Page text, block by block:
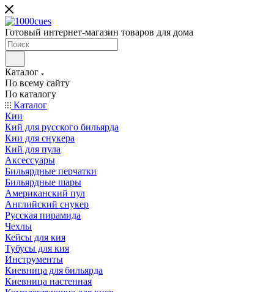
Готовый интернет-магазин товаров для дома
Каталог
По всему сайту
По каталогу
Каталог
Кии
Кий для русского бильярда
Кии для снукера
Кий для пула
Аксессуары
Бильярдные перчатки
Бильярдные шары
Американский пул
Английский снукер
Русская пирамида
Чехлы
Кейсы для кия
Тубусы для кия
Инструменты
Киевница для бильярда
Киевница настенная